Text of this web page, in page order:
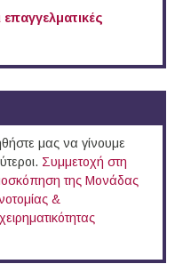
επαγγελματικές
μας να γίνουμε
Συμμετοχή στη
της Μονάδας
&